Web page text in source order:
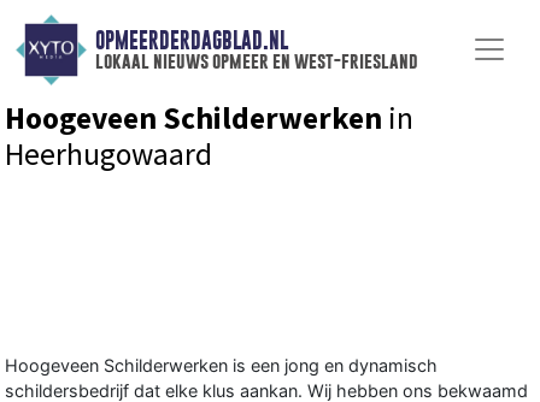
OPMEERDERDAGBLAD.NL
lokaal nieuws opmeer en west-friesland
Hoogeveen Schilderwerken in
Heerhugowaard
Hoogeveen Schilderwerken is een jong en dynamisch
schildersbedrijf dat elke klus aankan. Wij hebben ons bekwaamd